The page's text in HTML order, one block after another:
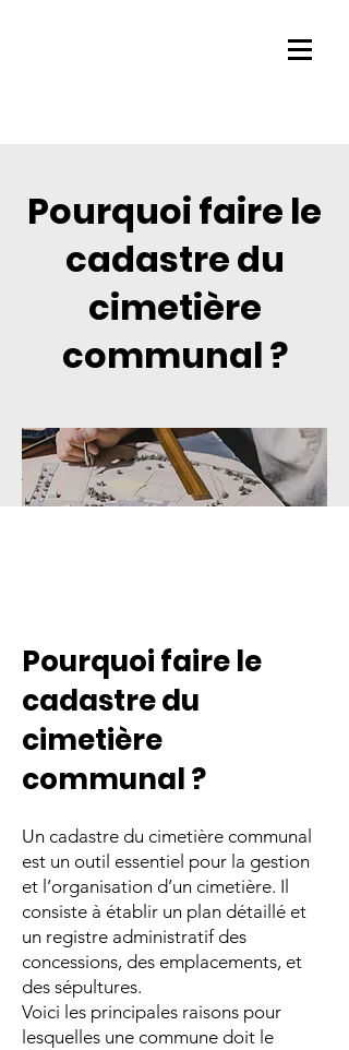
Pourquoi faire le
cadastre du
cimetière
communal ?
Pourquoi faire le
cadastre du
cimetière
communal ?
Un cadastre du cimetière communal
est un outil essentiel pour la gestion
et l’organisation d’un cimetière. Il
consiste à établir un plan détaillé et
un registre administratif des
concessions, des emplacements, et
des sépultures.
Voici les principales raisons pour
lesquelles une commune doit le